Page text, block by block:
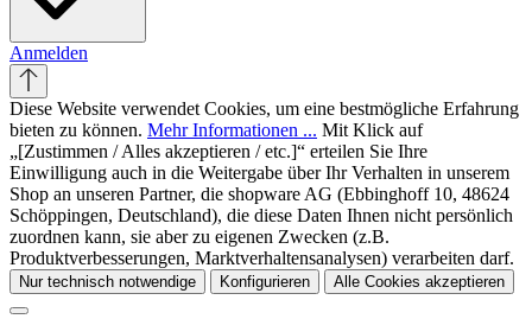
Anmelden
Diese Website verwendet Cookies, um eine bestmögliche Erfahrung
bieten zu können. Mehr Informationen ... Mit Klick auf
„[Zustimmen / Alles akzeptieren / etc.]“ erteilen Sie Ihre
Einwilligung auch in die Weitergabe über Ihr Verhalten in unserem
Shop an unseren Partner, die shopware AG (Ebbinghoff 10, 48624
Schöppingen, Deutschland), die diese Daten Ihnen nicht persönlich
zuordnen kann, sie aber zu eigenen Zwecken (z.B.
Produktverbesserungen, Marktverhaltensanalysen) verarbeiten darf.
Nur technisch notwendige Konfigurieren Alle Cookies akzeptieren